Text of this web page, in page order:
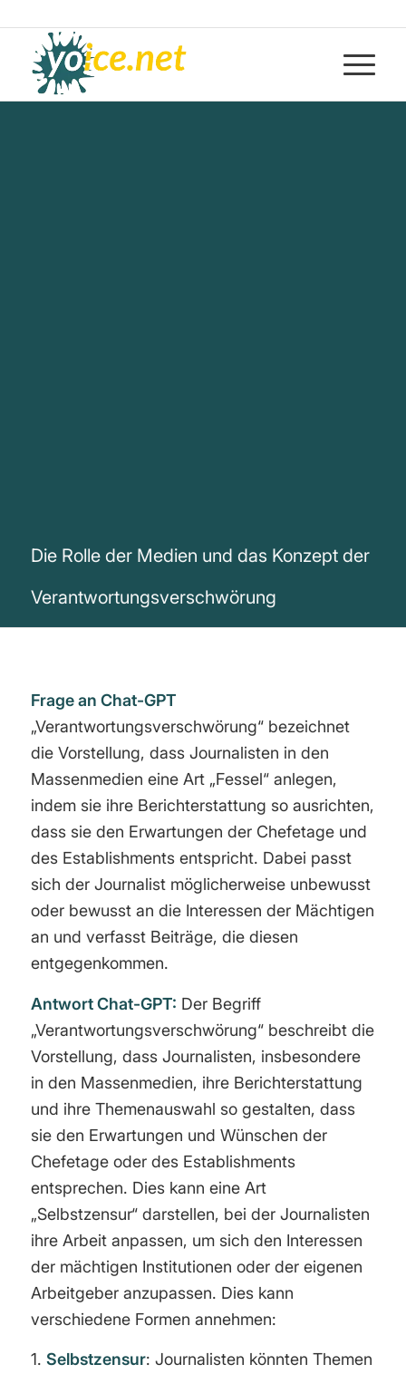
Die Rolle der Medien und das Konzept der
Verantwortungsverschwörung
Frage an Chat-GPT
„Verantwortungsverschwörung“ bezeichnet
die Vorstellung, dass Journalisten in den
Massenmedien eine Art „Fessel“ anlegen,
indem sie ihre Berichterstattung so ausrichten,
dass sie den Erwartungen der Chefetage und
des Establishments entspricht. Dabei passt
sich der Journalist möglicherweise unbewusst
oder bewusst an die Interessen der Mächtigen
an und verfasst Beiträge, die diesen
entgegenkommen.
Antwort Chat-GPT: Der Begriff
„Verantwortungsverschwörung“ beschreibt die
Vorstellung, dass Journalisten, insbesondere
in den Massenmedien, ihre Berichterstattung
und ihre Themenauswahl so gestalten, dass
sie den Erwartungen und Wünschen der
Chefetage oder des Establishments
entsprechen. Dies kann eine Art
„Selbstzensur“ darstellen, bei der Journalisten
ihre Arbeit anpassen, um sich den Interessen
der mächtigen Institutionen oder der eigenen
Arbeitgeber anzupassen. Dies kann
verschiedene Formen annehmen:
1. Selbstzensur: Journalisten könnten Themen